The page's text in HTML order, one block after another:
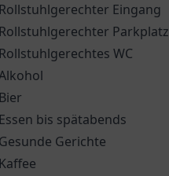
Rollstuhlgerechter Eingang
Rollstuhlgerechter Parkplatz
Rollstuhlgerechtes WC
Bier
Essen bis spätabends
Gesunde Gerichte
Kaffee